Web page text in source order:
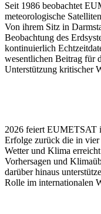
Seit 1986 beobachtet
meteorologische
Von ihrem Sitz in
Beobachtung des
kontinuierlich
wesentlichen Beitrag für
Unterstützung kritischer
2026 feiert EUMETSAT
Erfolge zurück die in vier
Wetter und Klima
Vorhersagen und
darüber hinaus
Rolle im internationalen